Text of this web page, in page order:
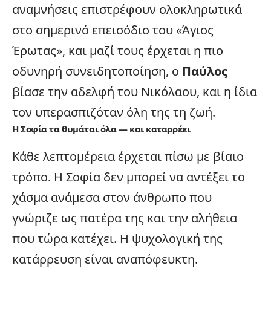
αναμνήσεις επιστρέφουν ολοκληρωτικά
στο σημερινό επεισόδιο του «Άγιος
Έρωτας», και μαζί τους έρχεται η πιο
οδυνηρή συνειδητοποίηση, ο Παύλος
βίασε την αδελφή του Νικόλαου, και η ίδια
τον υπερασπιζόταν όλη της τη ζωή.
Η Σοφία τα θυμάται όλα — και καταρρέει
Κάθε λεπτομέρεια έρχεται πίσω με βίαιο
τρόπο. Η Σοφία δεν μπορεί να αντέξει το
χάσμα ανάμεσα στον άνθρωπο που
γνώριζε ως πατέρα της και την αλήθεια
που τώρα κατέχει. Η ψυχολογική της
κατάρρευση είναι αναπόφευκτη.